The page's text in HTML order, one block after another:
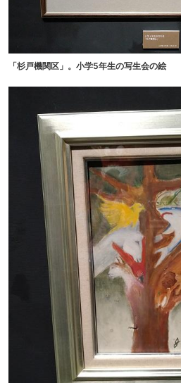
「杉戸機関区」。小学5年生の写生会の絵